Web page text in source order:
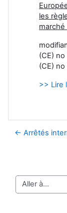
les
(CE)
(CE)
>> Lire
← Arrêtés
Aller à…